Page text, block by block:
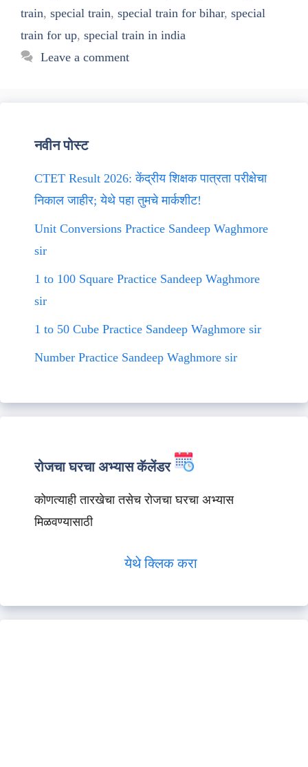
train, special train, special train for bihar, special
train for up, special train in india
Leave a comment
नवीन पोस्ट
CTET Result 2026: केंद्रीय शिक्षक पात्रता परीक्षेचा
निकाल जाहीर; येथे पहा तुमचे मार्कशीट!
Unit Conversions Practice Sandeep Waghmore
sir
1 to 100 Square Practice Sandeep Waghmore
sir
1 to 50 Cube Practice Sandeep Waghmore sir
Number Practice Sandeep Waghmore sir
रोजचा घरचा अभ्यास कॅलेंडर
कोणत्याही तारखेचा तसेच रोजचा घरचा अभ्यास
मिळवण्यासाठी
येथे क्लिक करा